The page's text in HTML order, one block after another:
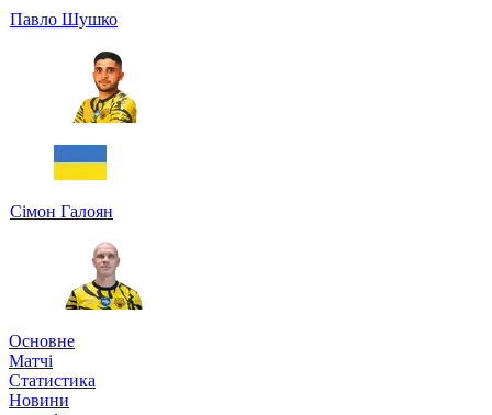
Павло Шушко
Сімон Галоян
Основне
Матчі
Статистика
Новини